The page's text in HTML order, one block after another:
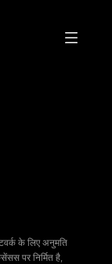
के लिए अनुमति
पर निर्मित है,